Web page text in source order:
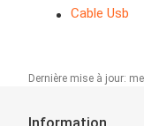
Cable Usb
Dernière mise à jour: